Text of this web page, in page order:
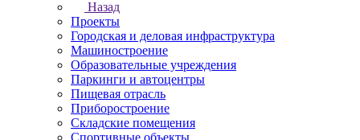
Назад
Проекты
Городская и деловая инфраструктура
Машиностроение
Образовательные учреждения
Паркинги и автоцентры
Пищевая отрасль
Приборостроение
Складские помещения
Спортивные объекты